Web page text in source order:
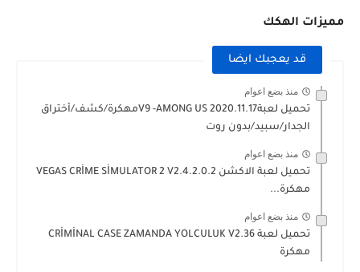
مميزات الهكك
قد يعجبك ايضا
منذ بضع اعوام
تحميل لعبةAMONG US ‎2020.11.17- ‏V9مهكرة/كشف/أختراق
الجدار/سبيد/بدون روت
منذ بضع اعوام
تحميل لعبة الاكشن VEGAS CRİME SİMULATOR 2 V2.4.2.0.2
مهكرة...
منذ بضع اعوام
تحميل لعبة CRİMİNAL CASE ZAMANDA YOLCULUK V2.36
مهكرة